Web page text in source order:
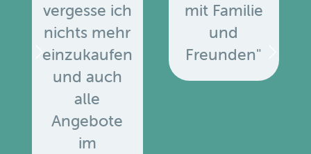
vergesse ich
nichts mehr
einzukaufen
und auch
alle
Angebote
im
mit Familie
und
Freunden"